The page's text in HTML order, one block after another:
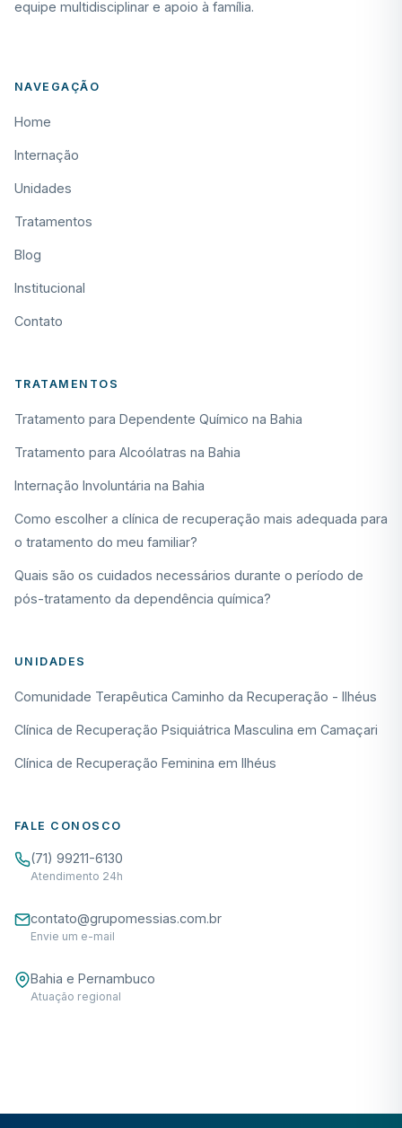
equipe multidisciplinar e apoio à família.
NAVEGAÇÃO
Home
Internação
Unidades
Tratamentos
Blog
Institucional
Contato
TRATAMENTOS
Tratamento para Dependente Químico na Bahia
Tratamento para Alcoólatras na Bahia
Internação Involuntária na Bahia
Como escolher a clínica de recuperação mais adequada para
o tratamento do meu familiar?
Quais são os cuidados necessários durante o período de
pós-tratamento da dependência química?
UNIDADES
Comunidade Terapêutica Caminho da Recuperação - Ilhéus
Clínica de Recuperação Psiquiátrica Masculina em Camaçari
Clínica de Recuperação Feminina em Ilhéus
FALE CONOSCO
(71) 99211-6130
Atendimento 24h
contato@grupomessias.com.br
Envie um e-mail
Bahia e Pernambuco
Atuação regional